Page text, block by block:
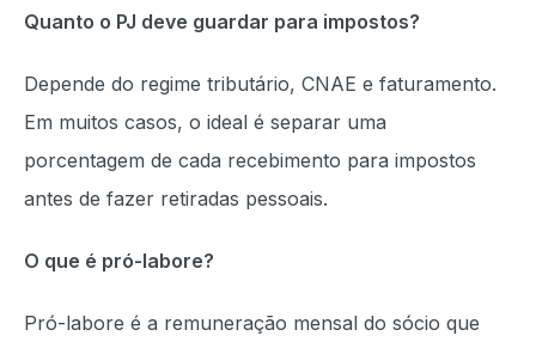
Quanto o PJ deve guardar para impostos?
Depende do regime tributário, CNAE e faturamento.
Em muitos casos, o ideal é separar uma
porcentagem de cada recebimento para impostos
antes de fazer retiradas pessoais.
O que é pró-labore?
Pró-labore é a remuneração mensal do sócio que